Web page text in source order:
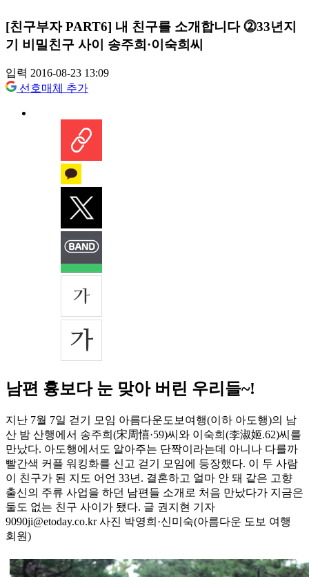
[친구부자 PART6] 내 친구를 소개합니다 ⓶33년지
기 비밀친구 사이 송주희·이숙희씨
입력 2016-08-23 13:09
선호매체 추가
남편 흉보다 눈 맞아 버린 우리들~!
지난 7월 7일 걷기 모임 아름다운도보여행(이하 아도행)의 남
산 밤 산행에서 송주희(宋周憘·59)씨와 이숙희(李淑姬.62)씨를
만났다. 아도행에서도 알아주는 단짝이라는데 아니나 다를까
빨간색 커플 워킹화를 신고 걷기 모임에 등장했다. 이 두 사람
이 친구가 된 지도 어언 33년. 결혼하고 얼마 안 돼 같은 고향
출신의 주류 사업을 하던 남편들 소개로 처음 만났다가 지금은
둘도 없는 친구 사이가 됐다. 글 권지현 기자
9090ji@etoday.co.kr 사진 박영희·신미숙(아름다운 도보 여행
회원)